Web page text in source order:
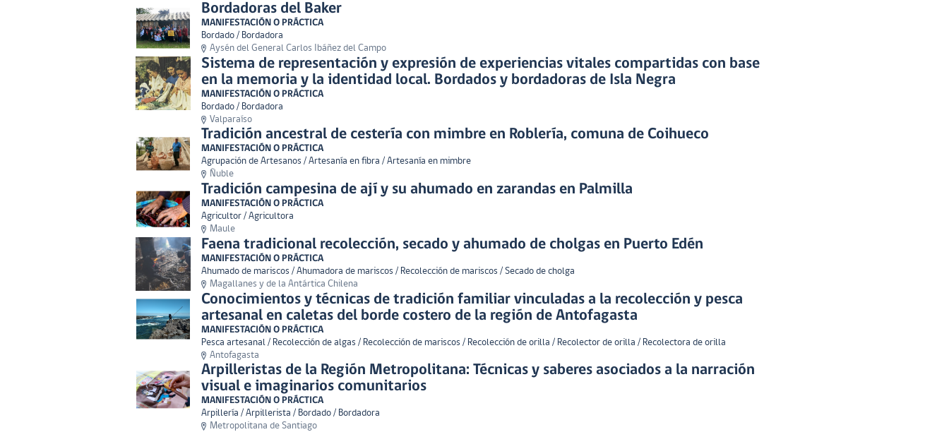
Bordadoras del Baker
MANIFESTACIÓN O PRÁCTICA
Bordado / Bordadora
Aysén del General Carlos Ibáñez del Campo
Sistema de representación y expresión de experiencias vitales compartidas con base
en la memoria y la identidad local. Bordados y bordadoras de Isla Negra
MANIFESTACIÓN O PRÁCTICA
Bordado / Bordadora
Valparaíso
Tradición ancestral de cestería con mimbre en Roblería, comuna de Coihueco
MANIFESTACIÓN O PRÁCTICA
Agrupación de Artesanos / Artesanía en fibra / Artesanía en mimbre
Ñuble
Tradición campesina de ají y su ahumado en zarandas en Palmilla
MANIFESTACIÓN O PRÁCTICA
Agricultor / Agricultora
Maule
Faena tradicional recolección, secado y ahumado de cholgas en Puerto Edén
MANIFESTACIÓN O PRÁCTICA
Ahumado de mariscos / Ahumadora de mariscos / Recolección de mariscos / Secado de cholga
Magallanes y de la Antártica Chilena
Conocimientos y técnicas de tradición familiar vinculadas a la recolección y pesca
artesanal en caletas del borde costero de la región de Antofagasta
MANIFESTACIÓN O PRÁCTICA
Pesca artesanal / Recolección de algas / Recolección de mariscos / Recolección de orilla / Recolector de orilla / Recolectora de orilla
Antofagasta
Arpilleristas de la Región Metropolitana: Técnicas y saberes asociados a la narración
visual e imaginarios comunitarios
MANIFESTACIÓN O PRÁCTICA
Arpillería / Arpillerista / Bordado / Bordadora
Metropolitana de Santiago